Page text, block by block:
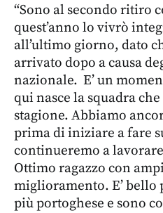
“Sono al secondo ritiro
quest’anno lo vivrò
all’ultimo giorno, dato
arrivato dopo a causa
nazionale. E’ un
qui nasce la squadra
stagione. Abbiamo
prima di iniziare a fare
continueremo a
Ottimo ragazzo con
miglioramento. E’ bello
più portoghese e sono